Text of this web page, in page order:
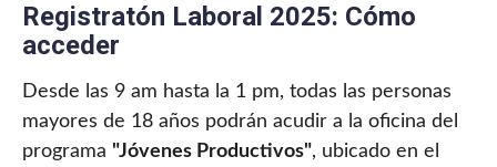
Registratón Laboral 2025: Cómo
acceder
Desde las 9 am hasta la 1 pm, todas las personas
mayores de 18 años podrán acudir a la oficina del
programa "Jóvenes Productivos", ubicado en el